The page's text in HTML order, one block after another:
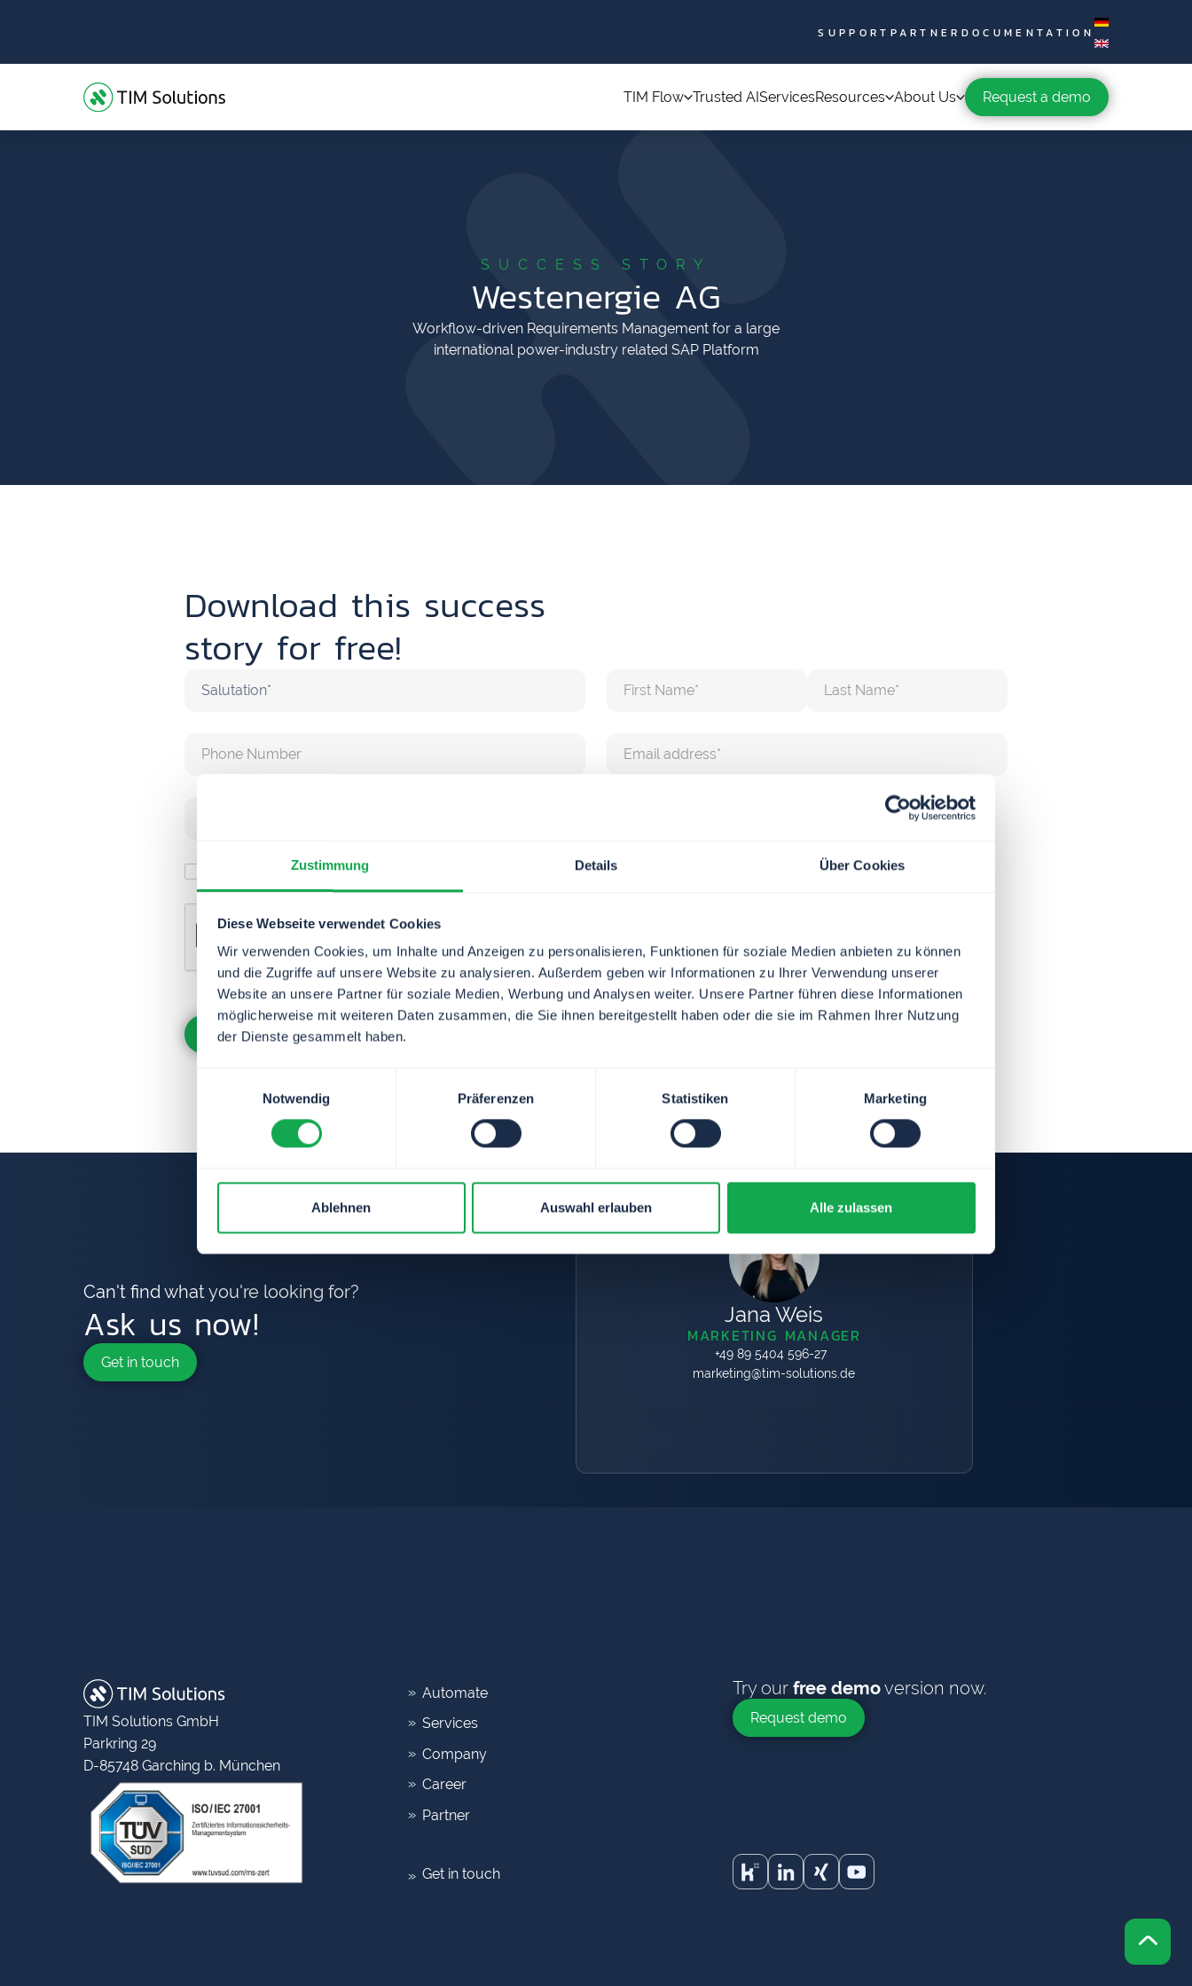
Zustimmung Details Über Cookies
Diese Webseite verwendet Cookies
Wir verwenden Cookies, um Inhalte und Anzeigen zu personalisieren, Funktionen für soziale Medien anbieten zu können
und die Zugriffe auf unsere Website zu analysieren. Außerdem geben wir Informationen zu Ihrer Verwendung unserer
Website an unsere Partner für soziale Medien, Werbung und Analysen weiter. Unsere Partner führen diese Informationen
möglicherweise mit weiteren Daten zusammen, die Sie ihnen bereitgestellt haben oder die sie im Rahmen Ihrer Nutzung
der Dienste gesammelt haben.
Notwendig
Präferenzen Statistiken Marketing
Ablehnen Auswahl erlauben Alle zulassen
SUPPORT PARTNER DOCUMENTATION
TIM Flow Trusted AIServicesResources About Us Request a demo
SUCCESS STORY
Westenergie AG
Workflow-driven Requirements Management for a large
international power-industry related SAP Platform
Download this success
story for free!
privacy policy.
Can't find what you're looking for?
Ask us now!
Get in touch
Jana Weis
MARKETING MANAGER
+49 89 5404 596-27
marketing@tim-solutions.de
LET YOUR WORK FLOW
TIM Solutions GmbH
Parkring 29
D-85748 Garching b. München
Automate
Services
Company
Career
Partner
Get in touch
Try our free demoversion now.
Request demo